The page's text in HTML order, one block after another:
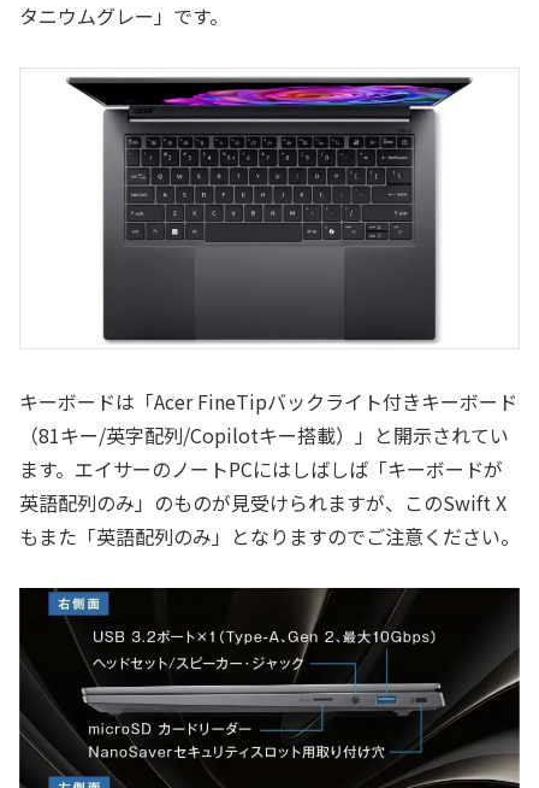
タニウムグレー」です。
キーボードは「Acer FineTipバックライト付きキーボード
（81キー/英字配列/Copilotキー搭載）」と開示されてい
ます。エイサーのノートPCにはしばしば「キーボードが
英語配列のみ」のものが見受けられますが、このSwift X
もまた「英語配列のみ」となりますのでご注意ください。